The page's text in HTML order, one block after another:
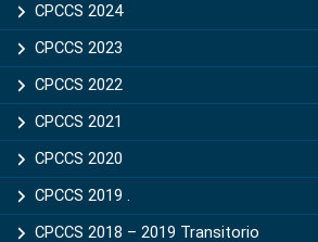
CPCCS 2024
CPCCS 2023
CPCCS 2022
CPCCS 2021
CPCCS 2020
CPCCS 2019 .
CPCCS 2018 – 2019 Transitorio